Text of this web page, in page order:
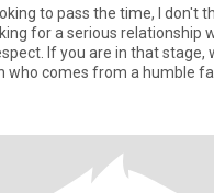
to pass the time, I don't
for a serious relationship
If you are in that stage,
who comes from a humble